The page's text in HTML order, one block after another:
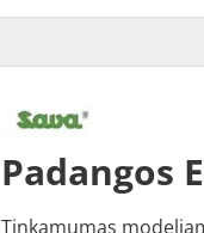
Padangos
Tinkamumas